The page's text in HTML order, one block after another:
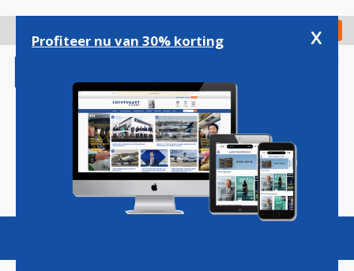
gaan
Check in
Magazine Podcasts Vacatures
Profiteer nu van 30% korting x